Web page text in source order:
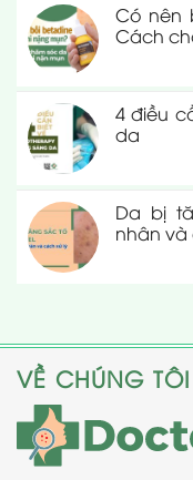
Có nên
Cách
4 điều
da
Da bị
nhân và
VỀ CHÚNG TÔI